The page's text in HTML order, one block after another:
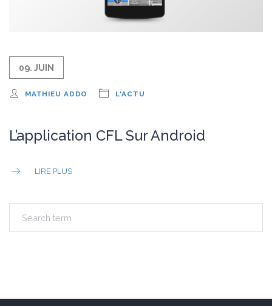
09. JUIN
MATHIEU ADDO L'ACTU
L’application CFL Sur Android
LIRE PLUS